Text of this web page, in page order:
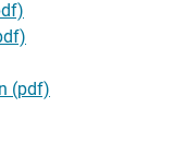
(pdf)